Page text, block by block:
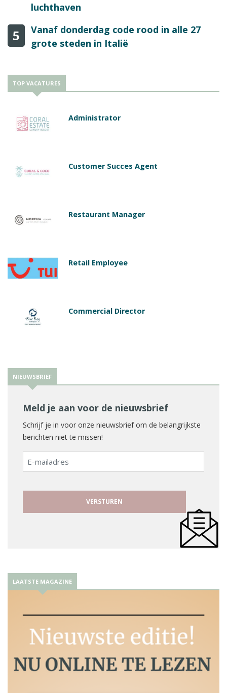
luchthaven
5
Vanaf donderdag code rood in alle 27
grote steden in Italië
TOP VACATURES
Administrator
Customer Succes Agent
Restaurant Manager
Retail Employee
Commercial Director
NIEUWSBRIEF
Meld je aan voor de nieuwsbrief
Schrijf je in voor onze nieuwsbrief om de belangrijkste
berichten niet te missen!
E-
mailadres
LAATSTE MAGAZINE